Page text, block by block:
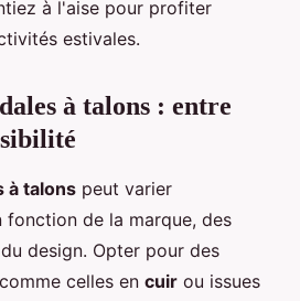
à l'aise pour profiter
estivales.
à talons : entre
à talons peut varier
fonction de la marque, des
design. Opter pour des
celles en cuir ou issues